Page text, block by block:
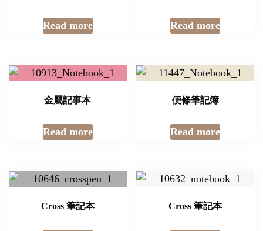
Read more Read more
金屬記事本
Read more
便條筆記簿
Read more
Cross 筆記本 Cross 筆記本